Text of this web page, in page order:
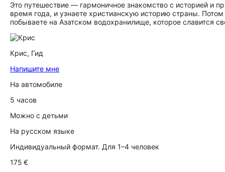
Это путешествие — гармоничное знакомство с историей и
время года, и узнаете христианскую историю страны.
побываете на Азатском водохранилище, которое славится
Крис, Гид
Напишите мне
На автомобиле
5 часов
Можно с детьми
На русском языке
Индивидуальный формат. Для 1–4 человек
175 €